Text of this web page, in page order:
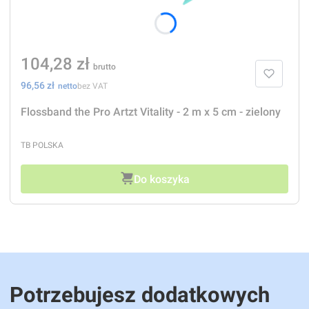
Flossband the Pro Artzt Vitality - 2 m x 5 cm - zielony
PRODUCENT
TB POLSKA
Cena
104,28 zł
Cena
96,56 zł bez VAT
Do koszyka
Potrzebujesz dodatkowych